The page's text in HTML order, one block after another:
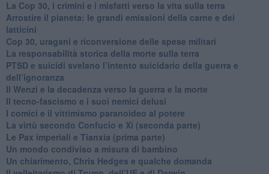
La Cop 30, i crimini e i misfatti verso la vita sulla terra
Arrostire il pianeta: le grandi emissioni della carne e dei
latticini
​Cop 30, uragani e riconversione delle spese militari
La responsabilità storica della morte sulla terra
PTSD e suicidi svelano l’intento suicidario della guerra e
dell’ignoranza
Il Wenzi e la decadenza verso la guerra e la morte
​Il tecno-fascismo e i suoi nemici delusi
​I comici e il vittimismo paranoideo al potere
​La virtù secondo Confucio e Xi (seconda parte)
Le Pax imperiali e Tianxia (prima parte)
Un mondo condiviso a misura di bambino
​Un chiarimento, Chris Hedges e qualche domanda